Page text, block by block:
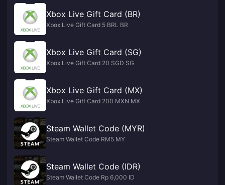
Xbox Live Gift Card (BR)
Xbox Live Gift Card 5 BRL BR
Xbox Live Gift Card (SG)
Xbox Live Gift Card 20 SGD SG
Xbox Live Gift Card (MX)
Xbox Live Gift Card 200 MXN MX
Steam Wallet Code (MYR)
Steam Wallet Code RM5 MY
Steam Wallet Code (IDR)
Steam Wallet Code Rp 6,000 ID